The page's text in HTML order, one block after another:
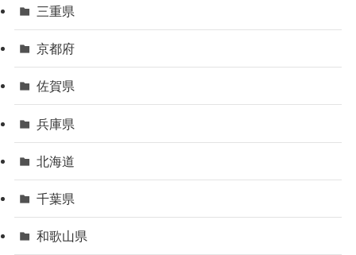
三重県
京都府
佐賀県
兵庫県
北海道
千葉県
和歌山県